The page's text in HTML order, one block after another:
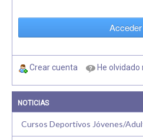
Acceder
Crear cuenta He
NOTICIAS
Cursos Deportivos Jóvenes/